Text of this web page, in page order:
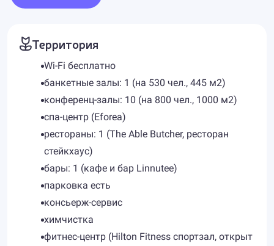
Территория
Wi-Fi бесплатно
банкетные залы: 1 (на 530 чел., 445 м2)
конференц-залы: 10 (на 800 чел., 1000 м2)
спа-центр (Eforea)
рестораны: 1 (The Able Butcher, ресторан
стейкхаус)
бары: 1 (кафе и бар Linnutee)
парковка есть
консьерж-сервис
химчистка
фитнес-центр (Hilton Fitness спортзал, открыт